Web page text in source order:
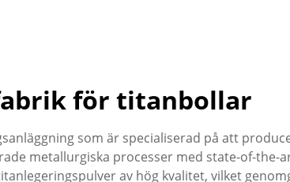
för titanbollar
som är specialiserad på att
metallurgiska processer med state-of-
av hög kvalitet, vilket